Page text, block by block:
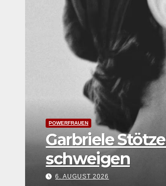
LEBENSART UNTERWEGS
Festival Young
Weltkarte
7. AUGUST 2026